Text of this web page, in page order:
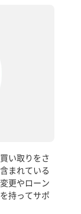
い取りをさ
まれている
更やローン
持ってサポ